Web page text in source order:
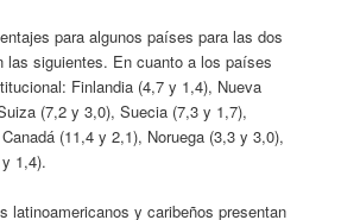
para algunos países para las dos
las siguientes. En cuanto a los países
Finlandia (4,7 y 1,4), Nueva
(7,2 y 3,0), Suecia (7,3 y 1,7),
(11,4 y 2,1), Noruega (3,3 y 3,0),
1,4).
latinoamericanos y caribeños presentan